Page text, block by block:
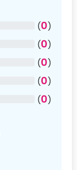
(0)
(0)
(0)
(0)
(0)